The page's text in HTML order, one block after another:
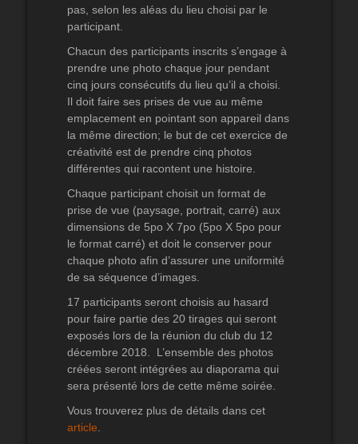
pas, selon les aléas du lieu choisi par le
participant.
Chacun des participants inscrits s’engage à
prendre une photo chaque jour pendant
cinq jours consécutifs du lieu qu’il a choisi.
Il doit faire ses prises de vue au même
emplacement en pointant son appareil dans
la même direction; le but de cet exercice de
créativité est de prendre cinq photos
différentes qui racontent une histoire.
Chaque participant choisit un format de
prise de vue (paysage, portrait, carré) aux
dimensions de 5po X 7po (5po X 5po pour
le format carré) et doit le conserver pour
chaque photo afin d’assurer une uniformité
de sa séquence d’images.
17 participants seront choisis au hasard
pour faire partie des 20 tirages qui seront
exposés lors de la réunion du club du 12
décembre 2018. L’ensemble des photos
créées seront intégrées au diaporama qui
sera présenté lors de cette même soirée.
Vous trouverez plus de détails dans cet
article